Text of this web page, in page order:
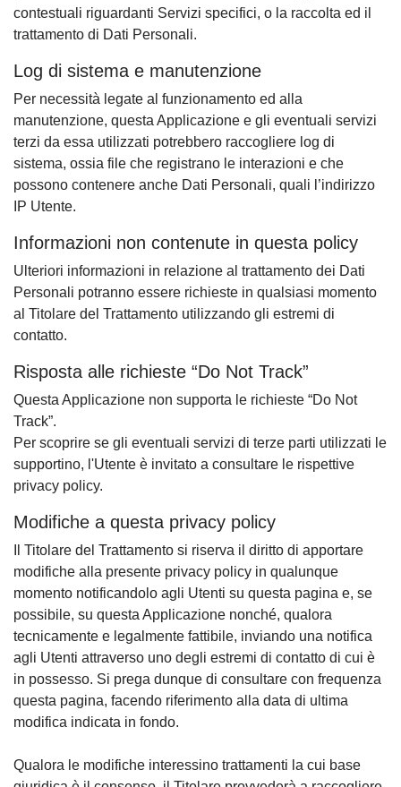
contestuali riguardanti Servizi specifici, o la raccolta ed il
trattamento di Dati Personali.
Log di sistema e manutenzione
Per necessità legate al funzionamento ed alla
manutenzione, questa Applicazione e gli eventuali servizi
terzi da essa utilizzati potrebbero raccogliere log di
sistema, ossia file che registrano le interazioni e che
possono contenere anche Dati Personali, quali l’indirizzo
IP Utente.
Informazioni non contenute in questa policy
Ulteriori informazioni in relazione al trattamento dei Dati
Personali potranno essere richieste in qualsiasi momento
al Titolare del Trattamento utilizzando gli estremi di
contatto.
Risposta alle richieste “Do Not Track”
Questa Applicazione non supporta le richieste “Do Not
Track”.
Per scoprire se gli eventuali servizi di terze parti utilizzati le
supportino, l'Utente è invitato a consultare le rispettive
privacy policy.
Modifiche a questa privacy policy
Il Titolare del Trattamento si riserva il diritto di apportare
modifiche alla presente privacy policy in qualunque
momento notificandolo agli Utenti su questa pagina e, se
possibile, su questa Applicazione nonché, qualora
tecnicamente e legalmente fattibile, inviando una notifica
agli Utenti attraverso uno degli estremi di contatto di cui è
in possesso. Si prega dunque di consultare con frequenza
questa pagina, facendo riferimento alla data di ultima
modifica indicata in fondo.
Qualora le modifiche interessino trattamenti la cui base